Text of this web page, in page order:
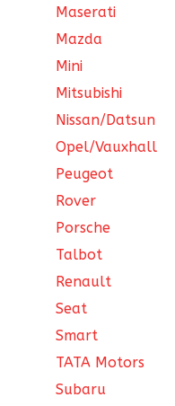
Maserati
Mazda
Mini
Mitsubishi
Nissan/Datsun
Opel/Vauxhall
Peugeot
Rover
Porsche
Talbot
Renault
Seat
Smart
TATA Motors
Subaru